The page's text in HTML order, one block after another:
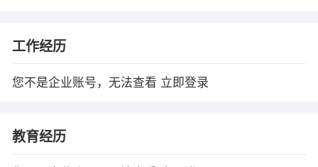
工作经历
您不是企业账号，无法查看 立即登录
教育经历